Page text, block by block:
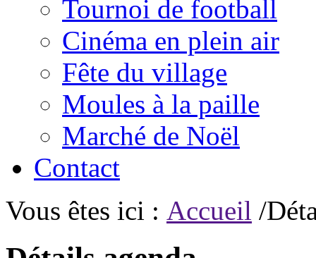
Tournoi de football
Cinéma en plein air
Fête du village
Moules à la paille
Marché de Noël
Contact
Vous êtes ici : Accueil /